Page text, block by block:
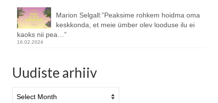
Marion Selgall:”Peaksime rohkem hoidma oma
keskkonda, et meie ümber olev looduse ilu ei
kaoks nii pea…”
16.02.2024
Uudiste arhiiv
arhiiv